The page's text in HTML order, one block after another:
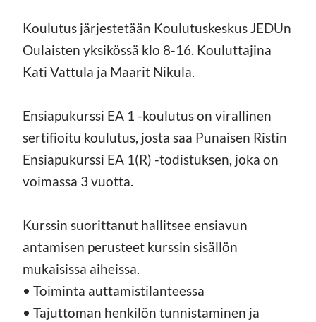
Koulutus järjestetään Koulutuskeskus JEDUn
Oulaisten yksikössä klo 8-16. Kouluttajina
Kati Vattula ja Maarit Nikula.
Ensiapukurssi EA 1 -koulutus on virallinen
sertifioitu koulutus, josta saa Punaisen Ristin
Ensiapukurssi EA 1(R) -todistuksen, joka on
voimassa 3 vuotta.
Kurssin suorittanut hallitsee ensiavun
antamisen perusteet kurssin sisällön
mukaisissa aiheissa.
• Toiminta auttamistilanteessa
• Tajuttoman henkilön tunnistaminen ja